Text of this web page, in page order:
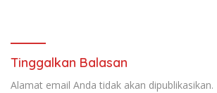
Tinggalkan Balasan
Alamat email Anda tidak akan dipublikasikan.